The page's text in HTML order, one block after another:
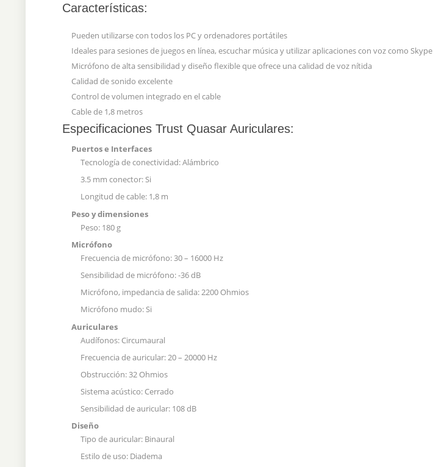
Características:
Pueden utilizarse con todos los PC y ordenadores portátiles
Ideales para sesiones de juegos en línea, escuchar música y utilizar aplicaciones con voz como Skype
Micrófono de alta sensibilidad y diseño flexible que ofrece una calidad de voz nítida
Calidad de sonido excelente
Control de volumen integrado en el cable
Cable de 1,8 metros
Especificaciones Trust Quasar Auriculares:
Puertos e Interfaces
Tecnología de conectividad: Alámbrico
3.5 mm conector: Si
Longitud de cable: 1,8 m
Peso y dimensiones
Peso: 180 g
Micrófono
Frecuencia de micrófono: 30 – 16000 Hz
Sensibilidad de micrófono: -36 dB
Micrófono, impedancia de salida: 2200 Ohmios
Micrófono mudo: Si
Auriculares
Audífonos: Circumaural
Frecuencia de auricular: 20 – 20000 Hz
Obstrucción: 32 Ohmios
Sistema acústico: Cerrado
Sensibilidad de auricular: 108 dB
Diseño
Tipo de auricular: Binaural
Estilo de uso: Diadema